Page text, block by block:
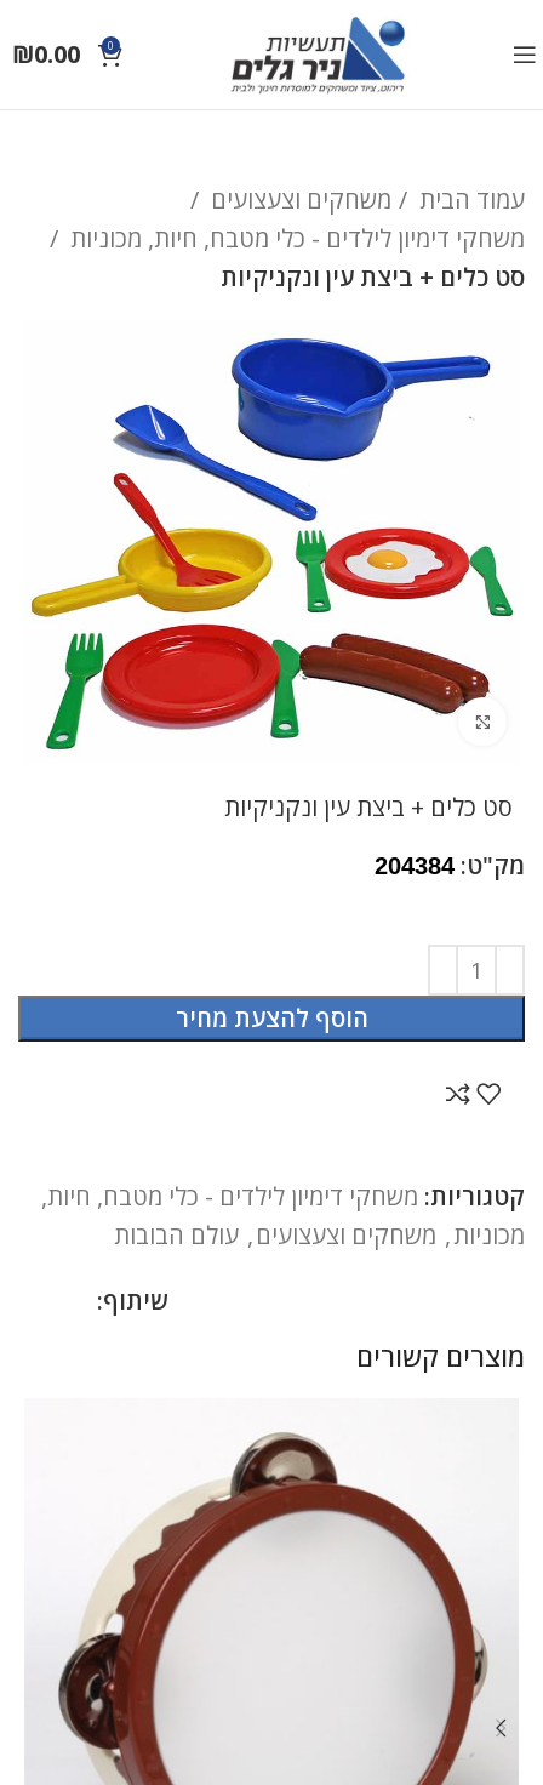
0
₪0.00
עמוד הבית
משחקים וצעצועים
משחקי דימיון לילדים - כלי מטבח, חיות, מכוניות
סט כלים + ביצת עין ונקניקיות
לחץ להגדלה
סט כלים + ביצת עין ונקניקיות
מק"ט: 204384
הוסף להצעת מחיר
קטגוריות: משחקי דימיון לילדים - כלי מטבח, חיות,
מכוניות, משחקים וצעצועים, עולם הבובות
שיתוף:
מוצרים קשורים